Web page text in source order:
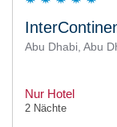
Abu Dhabi, Abu
Nur Hotel
2 Nächte